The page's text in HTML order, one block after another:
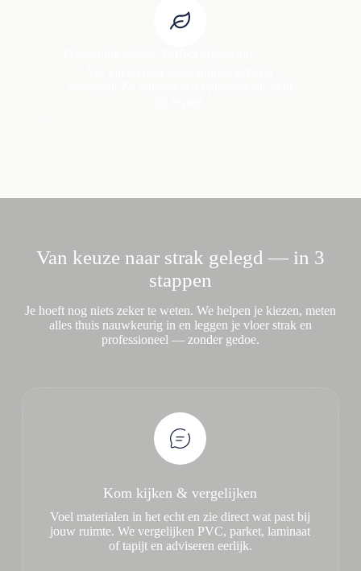
Van keuze naar strak gelegd — in 3
stappen
Je hoeft nog niets zeker te weten. We helpen je kiezen, meten
alles thuis nauwkeurig in en leggen je vloer strak en
professioneel — zonder gedoe.
Kom kijken & vergelijken
Voel materialen in het echt en zie direct wat past bij
jouw ruimte. We vergelijken PVC, parket, laminaat
of tapijt en adviseren eerlijk.